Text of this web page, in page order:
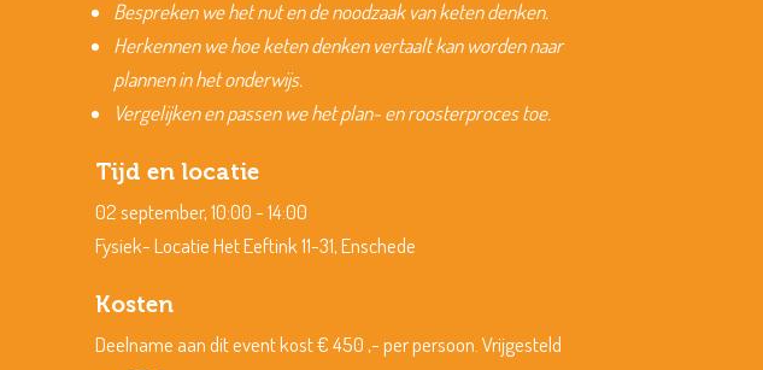
Bespreken we het nut en de noodzaak van keten denken.
Herkennen we hoe keten denken vertaalt kan worden naar
plannen in het onderwijs.
Vergelijken en passen we het plan- en roosterproces toe.
Tijd en locatie
02 september, 10:00 - 14:00
Fysiek- Locatie Het Eeftink 11-31, Enschede
Kosten
Deelname aan dit event kost € 450 ,- per persoon. Vrijgesteld